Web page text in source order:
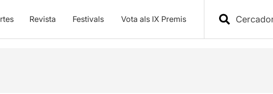
Revista Festivals Vota als IX Premis